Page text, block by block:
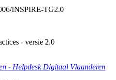
INSPIRE-TG2.0
- versie 2.0
- Helpdesk Digitaal Vlaanderen